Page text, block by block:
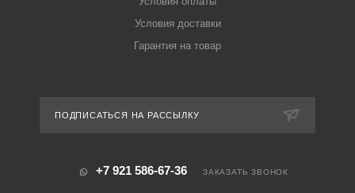
Условия доставки
Гарантия на товар
ПОДПИСАТЬСЯ НА РАССЫЛКУ
+7 921 586-67-36 ЗАКАЗАТЬ ЗВОНОК